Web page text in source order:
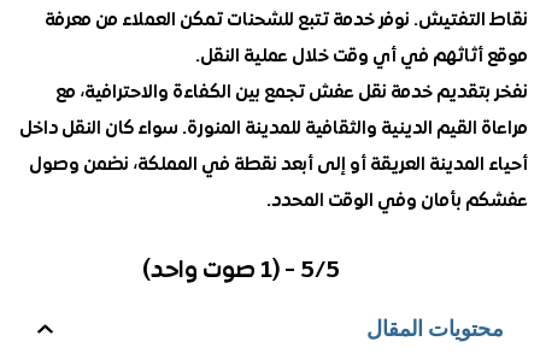
نوفر خدمة تتبع للشحنات تمكن العملاء من معرفة
في أي وقت خلال عملية النقل.
خدمة نقل عفش تجمع بين الكفاءة والاحترافية، مع
الدينية والثقافية للمدينة المنورة. سواء كان النقل داخل
العريقة أو إلى أبعد نقطة في المملكة، نضمن وصول
بأمان وفي الوقت المحدد.
المقال